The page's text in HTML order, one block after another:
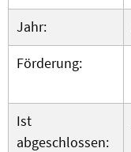
Jahr:
Förderung:
Ist
abgeschlossen: